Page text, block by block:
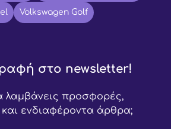
Volkswagen Golf
στο newsletter!
λαμβάνεις προσφορές,
ενδιαφέροντα άρθρα;